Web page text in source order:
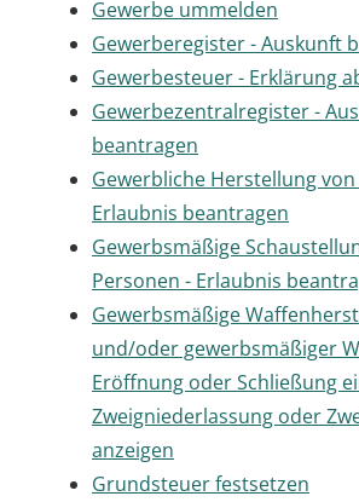
Gewerbe ummelden
Gewerberegister - Auskunft
Gewerbesteuer - Erklärung
Gewerbezentralregister -
beantragen
Gewerbliche Herstellung
Erlaubnis beantragen
Gewerbsmäßige
Personen - Erlaubnis
Gewerbsmäßige
und/oder gewerbsmäßiger
Eröffnung oder Schließung
Zweigniederlassung oder
anzeigen
Grundsteuer festsetzen